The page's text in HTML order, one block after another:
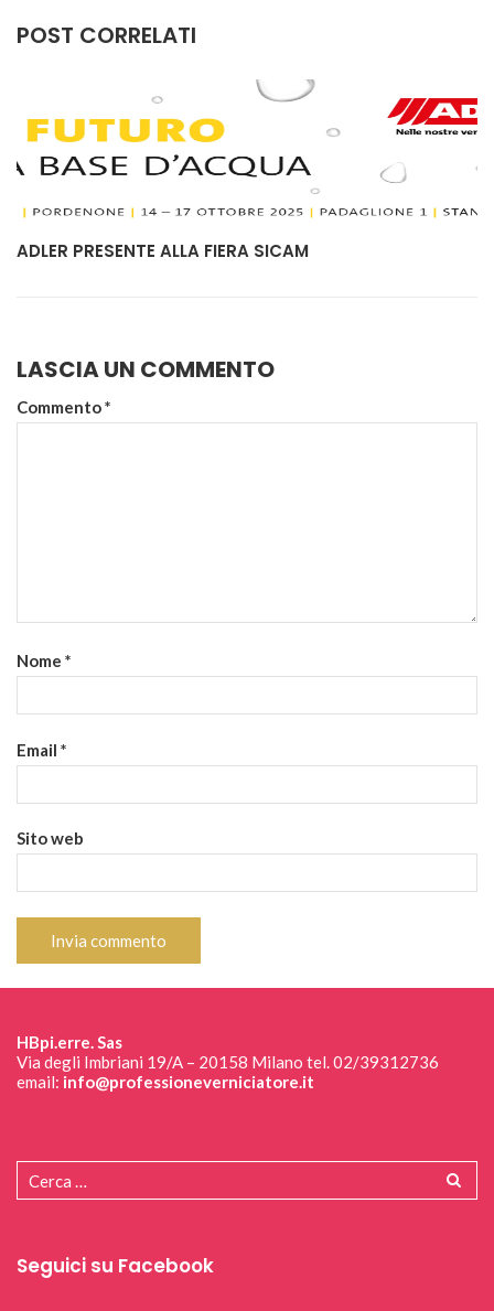
POST CORRELATI
ADLER PRESENTE ALLA FIERA SICAM
LASCIA UN COMMENTO
Commento*
Nome *
Email *
Sito web
HBpi.erre. Sas
Via degli Imbriani 19/A – 20158 Milano tel. 02/39312736
email: info@professioneverniciatore.it
Seguici su Facebook